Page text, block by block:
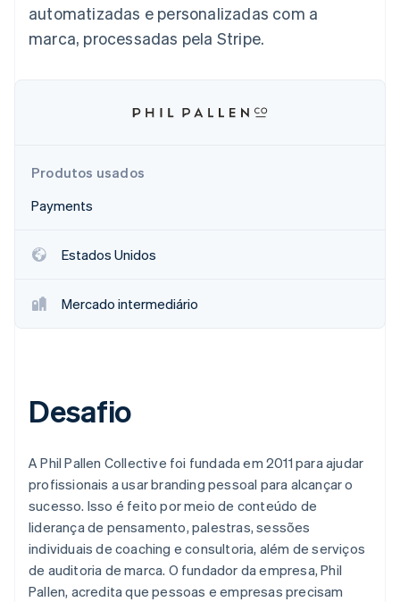
Stripe Sessions 2026
Assista agora
Ecossistema
Parceiros
automatizadas e personalizadas com a
marca, processadas pela Stripe.
Produtos usados
Payments
Estados Unidos
Mercado intermediário
Desafio
A Phil Pallen Collective foi fundada em 2011 para ajudar
profissionais a usar branding pessoal para alcançar o
sucesso. Isso é feito por meio de conteúdo de
liderança de pensamento, palestras, sessões
individuais de coaching e consultoria, além de serviços
de auditoria de marca. O fundador da empresa, Phil
Pallen, acredita que pessoas e empresas precisam